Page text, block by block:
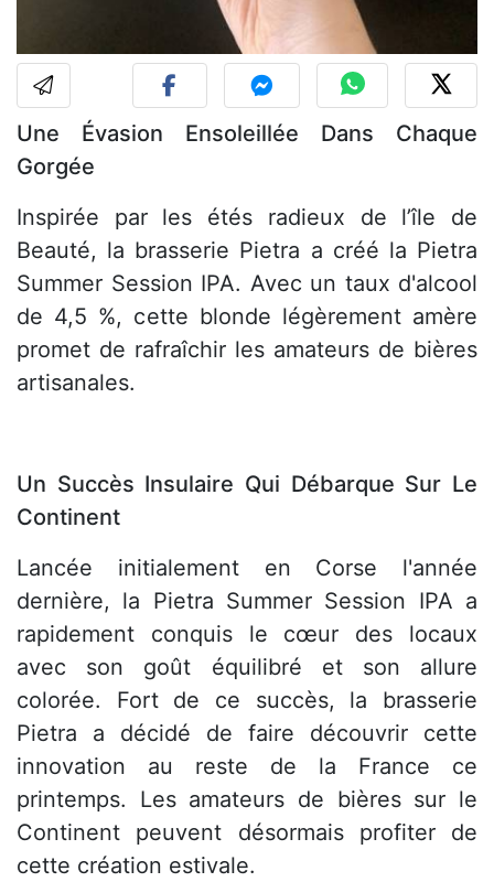
Une Évasion Ensoleillée Dans Chaque
Gorgée
Inspirée par les étés radieux de l’île de
Beauté, la brasserie Pietra a créé la Pietra
Summer Session IPA. Avec un taux d'alcool
de 4,5 %, cette blonde légèrement amère
promet de rafraîchir les amateurs de bières
artisanales.
Un Succès Insulaire Qui Débarque Sur Le
Continent
Lancée initialement en Corse l'année
dernière, la Pietra Summer Session IPA a
rapidement conquis le cœur des locaux
avec son goût équilibré et son allure
colorée. Fort de ce succès, la brasserie
Pietra a décidé de faire découvrir cette
innovation au reste de la France ce
printemps. Les amateurs de bières sur le
Continent peuvent désormais profiter de
cette création estivale.